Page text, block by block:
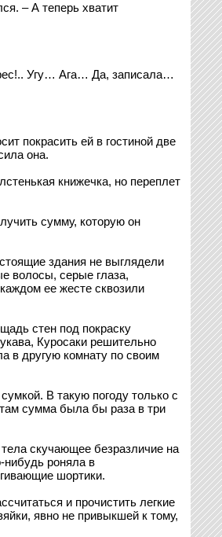
– А теперь хватит
Угу… Ага… Да, записала…
покрасить ей в гостиной две
она.
книжечка, но переплет
сумму, которую он
здания не выглядели
волосы, серые глаза,
ее жесте сквозили
стен под покраску
Куросаки решительно
в другую комнату по своим
В такую погоду только с
там сумма была бы раза в три
скучающее безразличие на
нибудь роняла в
шортики.
и прочистить легкие
явно не привыкшей к тому,